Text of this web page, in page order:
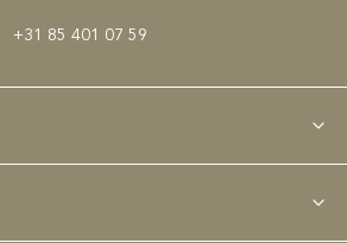
+31 85 401 07 59